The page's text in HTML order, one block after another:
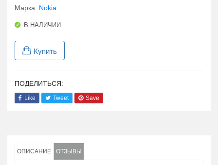
Марка: Nokia
В НАЛИЧИИ
Купить
ПОДЕЛИТЬСЯ:
Like Tweet Save
ОПИСАНИЕ ОТЗЫВЫ